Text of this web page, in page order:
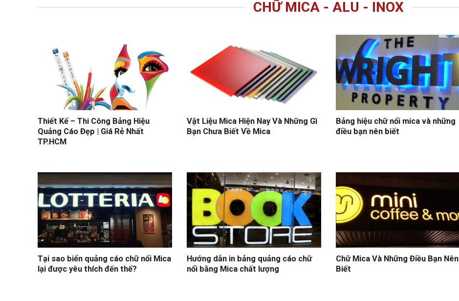
CHỮ MICA - ALU - INOX
Thiết Kế – Thi Công Bảng Hiệu
Quảng Cáo Đẹp | Giá Rẻ Nhất
TP.HCM
Vật Liệu Mica Hiện Nay Và Những Gì
Bạn Chưa Biết Về Mica
Bảng hiệu chữ nổi mica và những
điều bạn nên biết
Tại sao biển quảng cáo chữ nổi Mica
lại được yêu thích đến thế?
Hướng dẫn in bảng quảng cáo chữ
nổi bằng Mica chất lượng
Chữ Mica Và Những Điều Bạn Nên
Biết